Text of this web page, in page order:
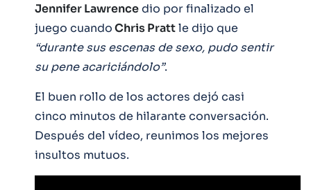
Jennifer Lawrencedio por finalizado el
juego cuandoChris Prattle dijo que
“durante sus escenas de sexo, pudo sentir
su pene acariciándolo”.
El buen rollo de los actores dejó casi
cinco minutos de hilarante conversación.
Después del vídeo, reunimos los mejores
insultos mutuos.